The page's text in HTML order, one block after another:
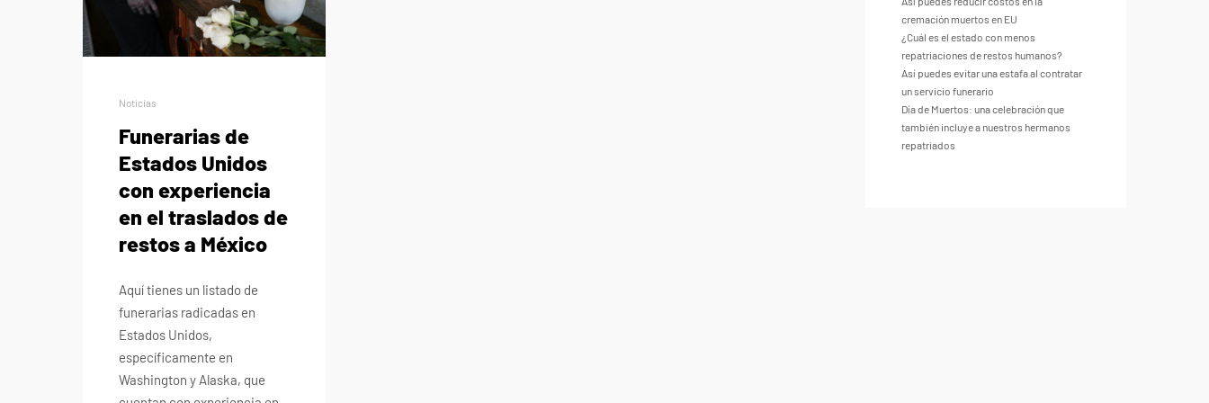
Noticias
Funerarias de
Estados Unidos
con experiencia
en el traslados de
restos a México
Aquí tienes un listado de
funerarias radicadas en
Estados Unidos,
específicamente en
Washington y Alaska, que
cremación muertos en EU
¿Cuál es el estado con menos
repatriaciones de restos humanos?
Así puedes evitar una estafa al contratar
un servicio funerario
Día de Muertos: una celebración que
también incluye a nuestros hermanos
repatriados